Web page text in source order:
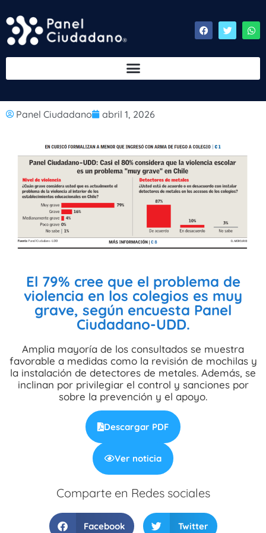
Panel Ciudadano abril 1, 2026
El 79% cree que el problema de
violencia en los colegios es muy
grave, según encuesta Panel
Ciudadano-UDD.
Amplia mayoría de los consultados se muestra
favorable a medidas como la revisión de mochilas y
la instalación de detectores de metales. Además, se
inclinan por privilegiar el control y sanciones por
sobre la prevención y el apoyo.
Descargar PDF
Ver noticia
Comparte en Redes sociales
Facebook Twitter